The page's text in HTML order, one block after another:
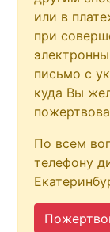
или в
при
письмо с
куда Вы
По всем
телефону